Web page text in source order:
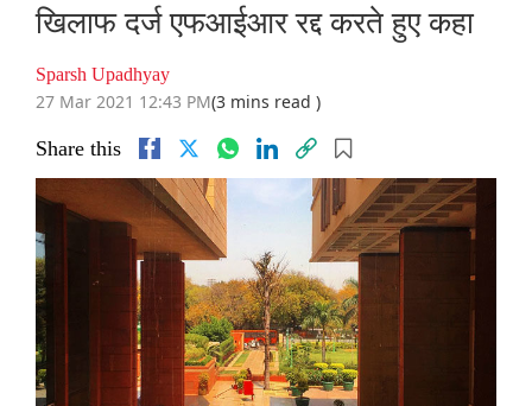
खिलाफ दर्ज एफआईआर रद्द करते हुए कहा
Sparsh Upadhyay
27 Mar 2021 12:43 PM(3 mins read )
Share this